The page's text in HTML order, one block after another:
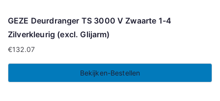
GEZE Deurdranger TS 3000 V Zwaarte 1-4
Zilverkleurig (excl. Glijarm)
€132.07
Bekijken-Bestellen